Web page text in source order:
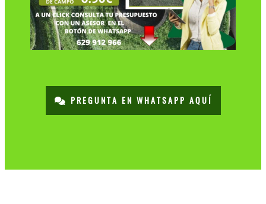
PREGUNTA EN WHATSAPP AQUÍ